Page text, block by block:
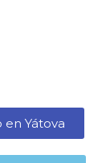
Yátova​